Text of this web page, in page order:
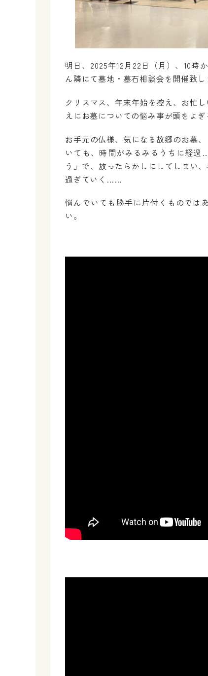
明日、2025年12月22日（月）、10時
ん隣にて墓地・墓石相談会を開催致し
クリスマス、年末年始を控え、お忙
えにお墓についての悩み事が頭をよ
お手元の仏様、気になる故郷のお墓
いても、時間がみるみるうちに経
う」で、放ったらかしにしてしまい
過ぎていく……
悩んでいても勝手に片付くものでは
い。